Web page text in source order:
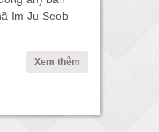
Im Ju Seob
Xem thêm